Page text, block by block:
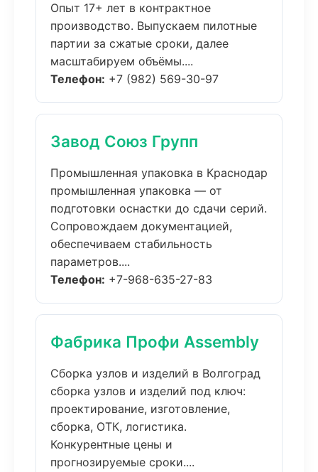
Опыт 17+ лет в контрактное
производство. Выпускаем пилотные
партии за сжатые сроки, далее
масштабируем объёмы....
Телефон: +7 (982) 569-30-97
Завод Союз Групп
Промышленная упаковка в Краснодар
промышленная упаковка — от
подготовки оснастки до сдачи серий.
Сопровождаем документацией,
обеспечиваем стабильность
параметров....
Телефон: +7-968-635-27-83
Фабрика Профи Assembly
Сборка узлов и изделий в Волгоград
сборка узлов и изделий под ключ:
проектирование, изготовление,
сборка, ОТК, логистика.
Конкурентные цены и
прогнозируемые сроки....